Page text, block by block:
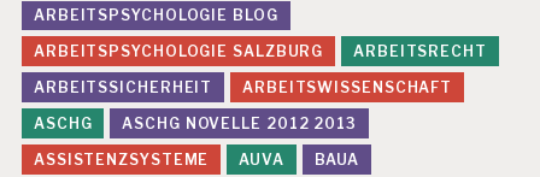
ARBEITSPSYCHOLOGIE BLOG
ARBEITSPSYCHOLOGIE SALZBURG
ARBEITSRECHT
ARBEITSSICHERHEIT
ARBEITSWISSENSCHAFT
ASCHG
ASCHG NOVELLE 2012 2013
ASSISTENZSYSTEME
AUVA
BAUA